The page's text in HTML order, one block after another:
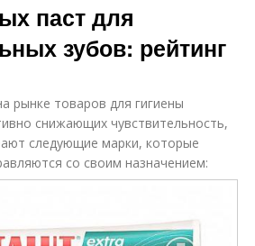
паст для
зубов: рейтинг
рынке товаров для гигиены
снижающих чувствительность,
следующие марки, которые
со своим назначением: